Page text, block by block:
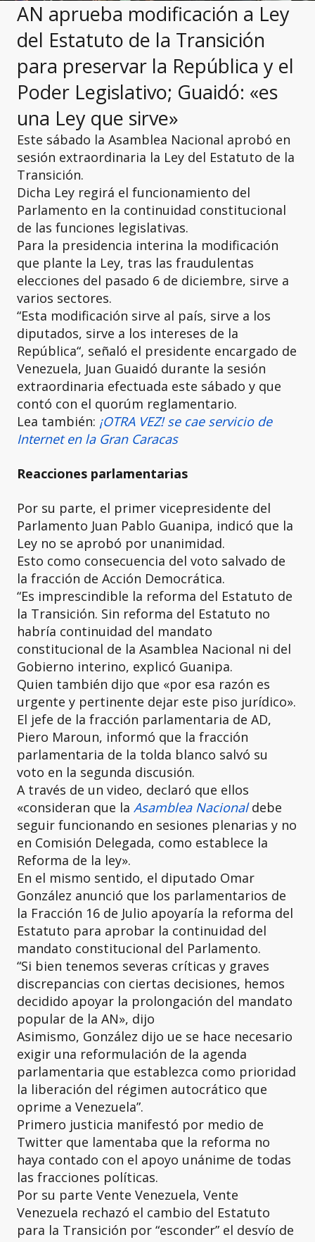
AN aprueba modificación a Ley
del Estatuto de la Transición
para preservar la República y el
Poder Legislativo; Guaidó: «es
una Ley que sirve»
Este sábado la Asamblea Nacional aprobó en
sesión extraordinaria la Ley del Estatuto de la
Transición.
Dicha Ley regirá el funcionamiento del
Parlamento en la continuidad constitucional
de las funciones legislativas.
Para la presidencia interina la modificación
que plante la Ley, tras las fraudulentas
elecciones del pasado 6 de diciembre, sirve a
varios sectores.
“Esta modificación sirve al país, sirve a los
diputados, sirve a los intereses de la
República“, señaló el presidente encargado de
Venezuela, Juan Guaidó durante la sesión
extraordinaria efectuada este sábado y que
contó con el quorúm reglamentario.
Lea también: ¡OTRA VEZ! se cae servicio de
Internet en la Gran Caracas
Reacciones parlamentarias
Por su parte, el primer vicepresidente del
Parlamento Juan Pablo Guanipa, indicó que la
Ley no se aprobó por unanimidad.
Esto como consecuencia del voto salvado de
la fracción de Acción Democrática.
“Es imprescindible la reforma del Estatuto de
la Transición. Sin reforma del Estatuto no
habría continuidad del mandato
constitucional de la Asamblea Nacional ni del
Gobierno interino, explicó Guanipa.
Quien también dijo que «por esa razón es
urgente y pertinente dejar este piso jurídico».
El jefe de la fracción parlamentaria de AD,
Piero Maroun, informó que la fracción
parlamentaria de la tolda blanco salvó su
voto en la segunda discusión.
A través de un video, declaró que ellos
«consideran que la Asamblea Nacionaldebe
seguir funcionando en sesiones plenarias y no
en Comisión Delegada, como establece la
Reforma de la ley».
En el mismo sentido, el diputado Omar
González anunció que los parlamentarios de
la Fracción 16 de Julio apoyaría la reforma del
Estatuto para aprobar la continuidad del
mandato constitucional del Parlamento.
“Si bien tenemos severas críticas y graves
discrepancias con ciertas decisiones, hemos
decidido apoyar la prolongación del mandato
popular de la AN», dijo
Asimismo, González dijo ue se hace necesario
exigir una reformulación de la agenda
parlamentaria que establezca como prioridad
la liberación del régimen autocrático que
oprime a Venezuela”.
Primero justicia manifestó por medio de
Twitter que lamentaba que la reforma no
haya contado con el apoyo unánime de todas
las fracciones políticas.
Por su parte Vente Venezuela, Vente
Venezuela rechazó el cambio del Estatuto
para la Transición por “esconder” el desvío de